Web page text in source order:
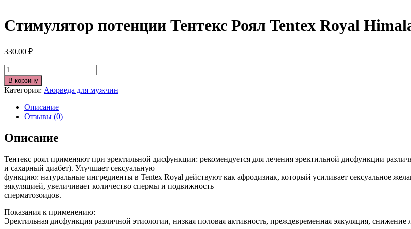
Стимулятор потенции Тентекс Роял Tentex Royal
330.00 ₽
Количество
В корзину
Категория: Аюрведа для мужчин
Описание
Отзывы (0)
Описание
Тентекс роял применяют при эректильной дисфункции: рекомендуется для лечения эректильной дисфункции
и сахарный диабет). Улучшает сексуальную
функцию: натуральные ингредиенты в Tentex Royal действуют как афродизиак, который усиливает сексуальное
эякуляцией, увеличивает количество спермы и подвижность
сперматозоидов.
Показания к применению:
Эректильная дисфункция различной этиологии, низкая половая активность, преждевременная эякуляция, снижение